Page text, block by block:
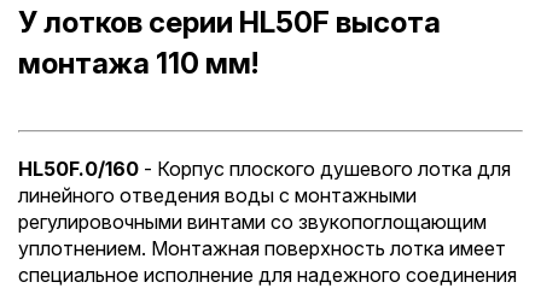
У лотков серии HL50F высота
монтажа 110 мм!
HL50F.0/160 - Корпус плоского душевого лотка для
линейного отведения воды с монтажными
регулировочными винтами со звукопоглощающим
уплотнением. Монтажная поверхность лотка имеет
специальное исполнение для надежного соединения